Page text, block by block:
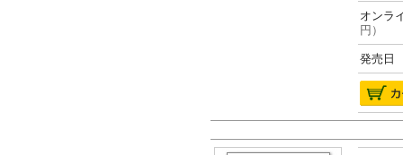
オン
円）
発売日